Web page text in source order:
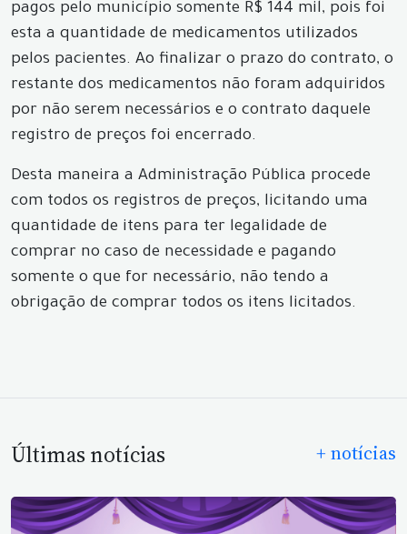
pagos pelo município somente R$ 144 mil, pois foi
esta a quantidade de medicamentos utilizados
pelos pacientes. Ao finalizar o prazo do contrato, o
restante dos medicamentos não foram adquiridos
por não serem necessários e o contrato daquele
registro de preços foi encerrado.
Desta maneira a Administração Pública procede
com todos os registros de preços, licitando uma
quantidade de itens para ter legalidade de
comprar no caso de necessidade e pagando
somente o que for necessário, não tendo a
obrigação de comprar todos os itens licitados.
Últimas notícias + notícias